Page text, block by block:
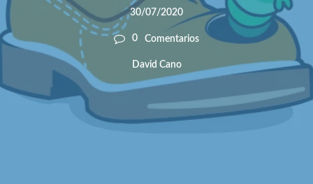
30/07/2020
0 Comentarios
David Cano